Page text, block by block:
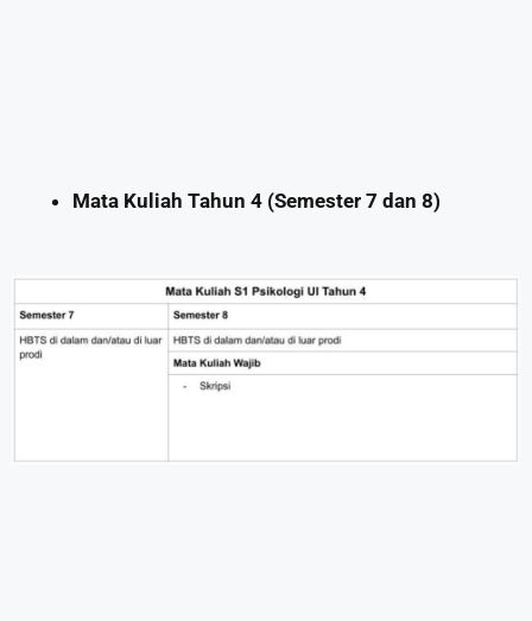
Mata Kuliah Tahun 4 (Semester 7 dan 8)